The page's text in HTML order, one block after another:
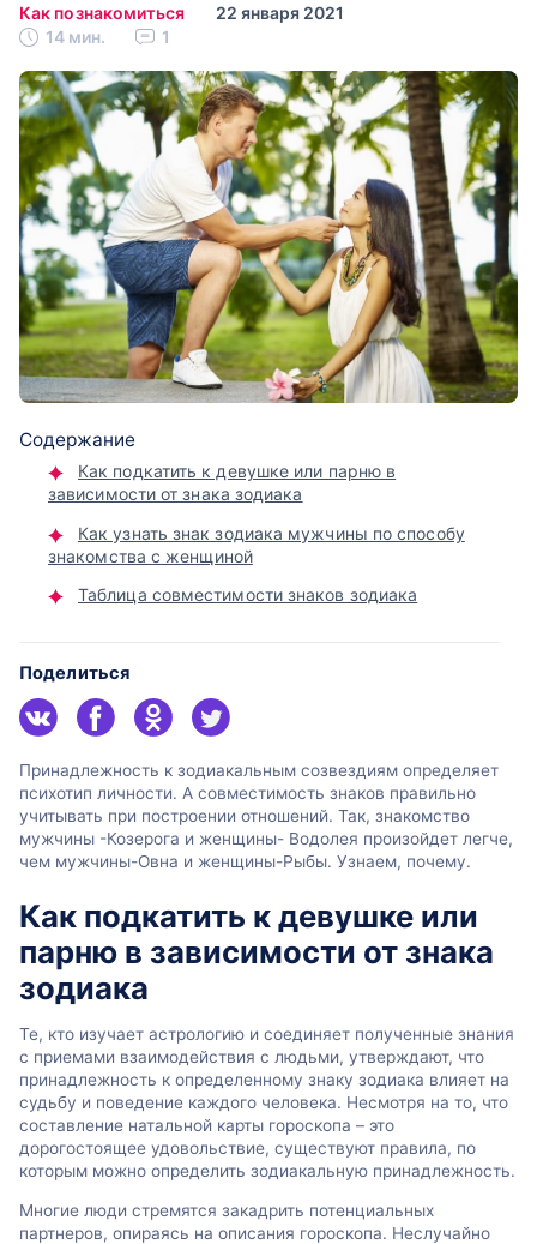
Как познакомиться
22 января 2021
14 мин.
1
Содержание
Как подкатить к девушке или парню в
зависимости от знака зодиака
Как узнать знак зодиака мужчины по способу
знакомства с женщиной
Таблица совместимости знаков зодиака
Поделиться
Принадлежность к зодиакальным созвездиям определяет
психотип личности. А совместимость знаков правильно
учитывать при построении отношений. Так, знакомство
мужчины -Козерога и женщины- Водолея произойдет легче,
чем мужчины-Овна и женщины-Рыбы. Узнаем, почему.
Как подкатить к девушке или
парню в зависимости от знака
зодиака
Те, кто изучает астрологию и соединяет полученные знания
с приемами взаимодействия с людьми, утверждают, что
принадлежность к определенному знаку зодиака влияет на
судьбу и поведение каждого человека. Несмотря на то, что
составление натальной карты гороскопа – это
дорогостоящее удовольствие, существуют правила, по
которым можно определить зодиакальную принадлежность.
Многие люди стремятся закадрить потенциальных
партнеров, опираясь на описания гороскопа. Неслучайно